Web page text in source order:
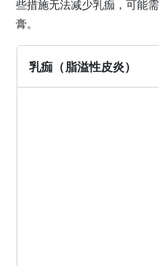
些措施无法减少乳痂，可能
膏。
乳痂（脂溢性皮炎）